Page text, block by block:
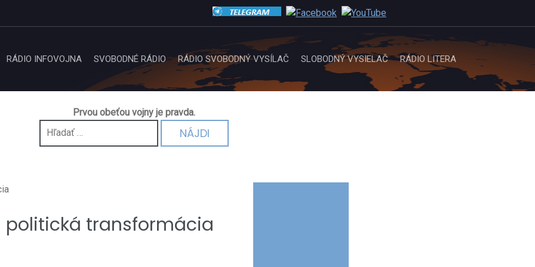
RÁDIO INFOVOJNA SVOBODNÉ RÁDIO RÁDIO SVOBODNÝ VYSÍLAČ SLOBODNÝ VYSIELAČ RÁDIO LITERA
Prvou obeťou vojny je pravda.
Hľadať:
politická transformácia